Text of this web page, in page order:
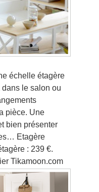
échelle étagère
le salon ou
pièce. Une
bien présenter
Etagère
: 239 €.
Tikamoon.com